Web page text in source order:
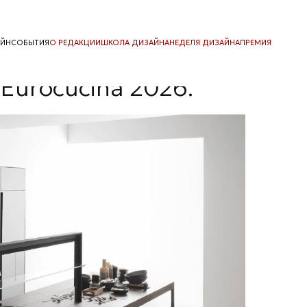
СОБЫТИЯ О РЕДАКЦИИ ШКОЛА ДИЗАЙНАНЕДЕЛЯ ДИЗАЙНАПРЕМИЯ
кухонь премиум-
2026.